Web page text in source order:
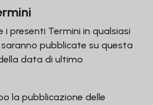
presenti Termini in qualsiasi
pubblicate su questa
data di ultimo
la pubblicazione delle